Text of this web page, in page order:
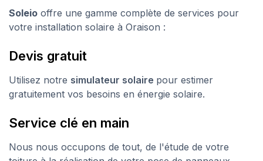
Soleio offre une gamme complète de services pour
votre installation solaire à Oraison :
Devis gratuit
Utilisez notre simulateur solaire pour estimer
gratuitement vos besoins en énergie solaire.
Service clé en main
Nous nous occupons de tout, de l'étude de votre